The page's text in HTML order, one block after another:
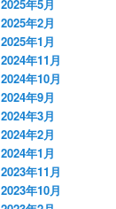
2025年5月
2025年2月
2025年1月
2024年11月
2024年10月
2024年9月
2024年3月
2024年2月
2024年1月
2023年11月
2023年10月